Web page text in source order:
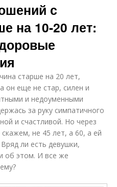
с
на 10-20 лет:
старше на 20 лет,
он еще не стар, силен и
и недоуменными
за руку симпатичного
и счастливой. Но через
не 45 лет, а 60, а ей
ли есть девушки,
об этом. И все же